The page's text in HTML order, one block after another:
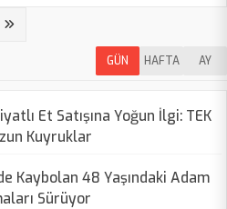
GÜN HAFTA AY
Et Satışına Yoğun İlgi: TEK
Kuyruklar
Kaybolan 48 Yaşındaki Adam
Sürüyor